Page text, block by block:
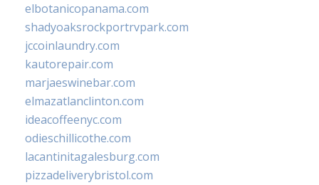
elbotanicopanama.com
shadyoaksrockportrvpark.com
jccoinlaundry.com
kautorepair.com
marjaeswinebar.com
elmazatlanclinton.com
ideacoffeenyc.com
odieschillicothe.com
lacantinitagalesburg.com
pizzadeliverybristol.com